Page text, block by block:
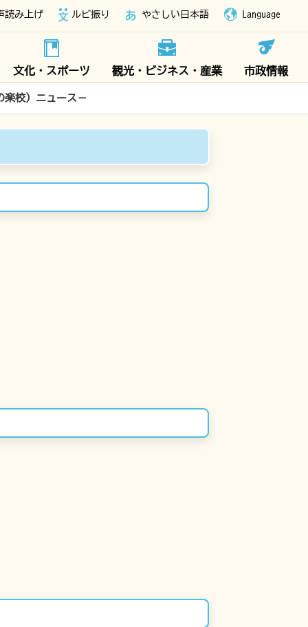
読み上げ ルビ振り やさしい日本語 Language
文化・スポーツ 観光・ビジネス・産業 市政情報
校）ニュース－